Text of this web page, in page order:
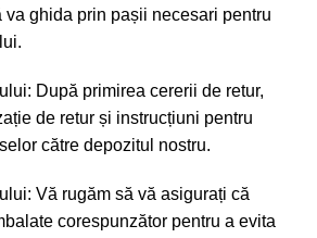
va ghida prin pașii necesari pentru
După primirea cererii de retur,
de retur și instrucțiuni pentru
către depozitul nostru.
Vă rugăm să vă asigurați că
corespunzător pentru a evita